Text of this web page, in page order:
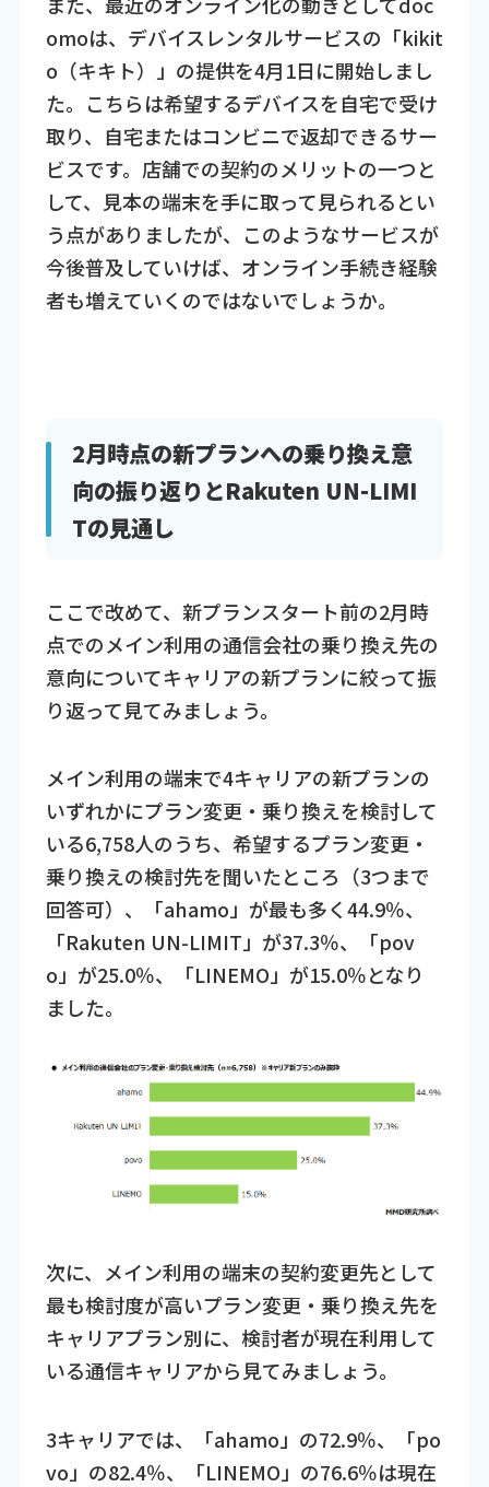
omoは、デバイスレンタルサービスの「kikit
o（キキト）」の提供を4月1日に開始しまし
た。こちらは希望するデバイスを自宅で受け
取り、自宅またはコンビニで返却できるサー
ビスです。店舗での契約のメリットの一つと
して、見本の端末を手に取って見られるとい
う点がありましたが、このようなサービスが
今後普及していけば、オンライン手続き経験
者も増えていくのではないでしょうか。
2月時点の新プランへの乗り換え意
向の振り返りとRakuten UN-LIMI
Tの見通し
ここで改めて、新プランスタート前の2月時
点でのメイン利用の通信会社の乗り換え先の
意向についてキャリアの新プランに絞って振
り返って見てみましょう。
メイン利用の端末で4キャリアの新プランの
いずれかにプラン変更・乗り換えを検討して
いる6,758人のうち、希望するプラン変更・
乗り換えの検討先を聞いたところ（3つまで
回答可）、「ahamo」が最も多く44.9％、
「Rakuten UN-LIMIT」が37.3％、「pov
o」が25.0％、「LINEMO」が15.0％となり
ました。
次に、メイン利用の端末の契約変更先として
最も検討度が高いプラン変更・乗り換え先を
キャリアプラン別に、検討者が現在利用して
いる通信キャリアから見てみましょう。
3キャリアでは、「ahamo」の72.9％、「po
vo」の82.4％、「LINEMO」の76.6％は現在